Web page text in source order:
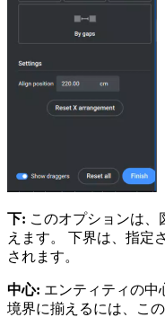
下: このオプションは
えます。 下界は、指定
されます。
中心: エンティティの中
境界に揃えるには、こ